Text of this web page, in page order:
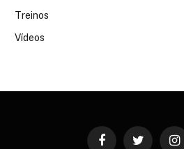
Treinos
Vídeos
FacebookTwitter